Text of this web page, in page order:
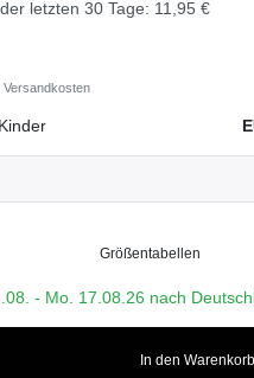
letzten 30 Tage: 11,95 €
Versandkosten
Größentabellen
- Mo. 17.08.26 nach
In den Warenkorb